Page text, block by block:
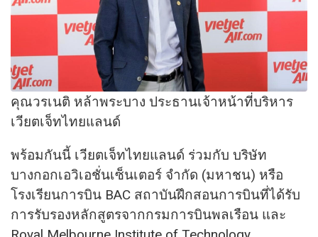
คุณวรเนติ หล้าพระบาง ประธานเจ้าหน้าที่บริหาร
เวียตเจ็ทไทยแลนด์
พร้อมกันนี้ เวียตเจ็ทไทยแลนด์ ร่วมกับ บริษัท
บางกอกเอวิเอชั่นเซ็นเตอร์ จำกัด (มหาชน) หรือ
โรงเรียนการบิน BAC สถาบันฝึกสอนการบินที่ได้รับ
การรับรองหลักสูตรจากกรมการบินพลเรือน และ